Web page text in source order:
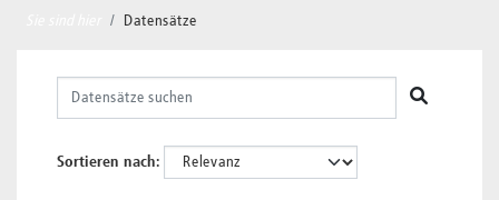
Datensätze
Sortieren nach